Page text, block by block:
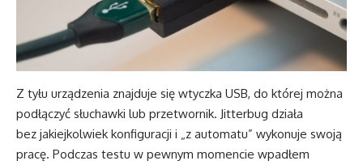
Z tyłu urządzenia znajduje się wtyczka USB, do której można
podłączyć słuchawki lub przetwornik. Jitterbug działa
bez jakiejkolwiek konfiguracji i „z automatu” wykonuje swoją
pracę. Podczas testu w pewnym momencie wpadłem